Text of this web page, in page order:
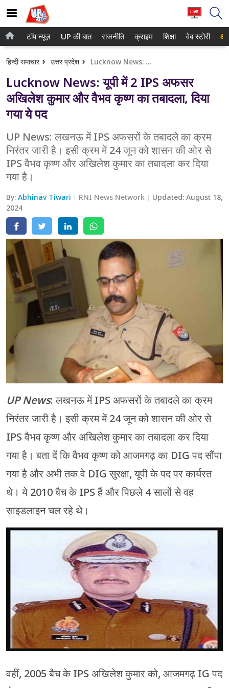
होम
टॉप न्यूज़
UP की बात
राजनीति
क्राइम
शिक्षा
वेब स्टोरी
टॉप न्यूज़ UP की बात राजनीति क्राइम शिक्षा वेब स्टोरी
हिन्दी समाचार उत्तर प्रदेश Lucknow News: यूपी में 2 IPS अफसर अखिलेश कुमार और वैभव कृष्ण का तबादला, दिया गया ये पद
Lucknow News: यूपी में 2 IPS अफसर
अखिलेश कुमार और वैभव कृष्ण का तबादला, दिया
गया ये पद
UP News: लखनऊ में IPS अफसरों के तबादले का क्रम
निरंतर जारी है। इसी क्रम में 24 जून को शासन की ओर से
IPS वैभव कृष्ण और अखिलेश कुमार का तबादला कर दिया
गया है।
By:Abhinav Tiwari RNI News Network Updated:August 18,
2024
UP News: लखनऊ में IPS अफसरों के तबादले का क्रम
निरंतर जारी है। इसी क्रम में 24 जून को शासन की ओर से
IPS वैभव कृष्ण और अखिलेश कुमार का तबादला कर दिया
गया है। बता दें कि वैभव कृष्ण को आजमगढ़ का DIG पद सौंपा
गया है और अभी तक वे DIG सुरक्षा, यूपी के पद पर कार्यरत
थे। ये 2010 बैच के IPS हैं और पिछले 4 सालों से वह
साइडलाइन चल रहे थे।
वहीं, 2005 बैच के IPS अखिलेश कुमार को, आजमगढ़ IG पद
गाजियाबाद
लखनऊ
कानपुर
वाराणसी
आगरा
अयोध्या
अलीगढ़
मथुरा
मेरठ
मुरादाबाद
गोरखपुर
प्रयागराज
रामपुर